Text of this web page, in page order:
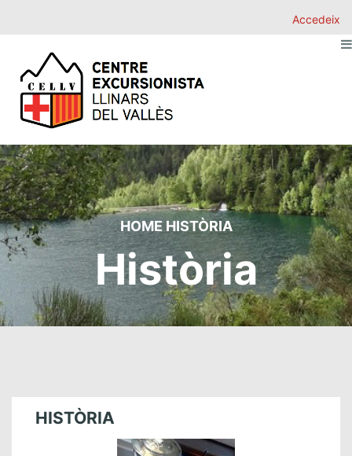
Accedeix
HOME HISTÒRIA
Història
HISTÒRIA